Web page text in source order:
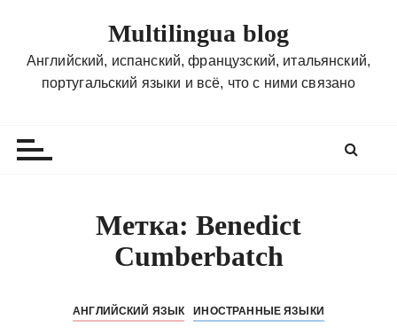
Multilingua blog
Английский, испанский, французский, итальянский,
португальский языки и всё, что с ними связано
Метка: Benedict
Cumberbatch
АНГЛИЙСКИЙ ЯЗЫК ИНОСТРАННЫЕ ЯЗЫКИ